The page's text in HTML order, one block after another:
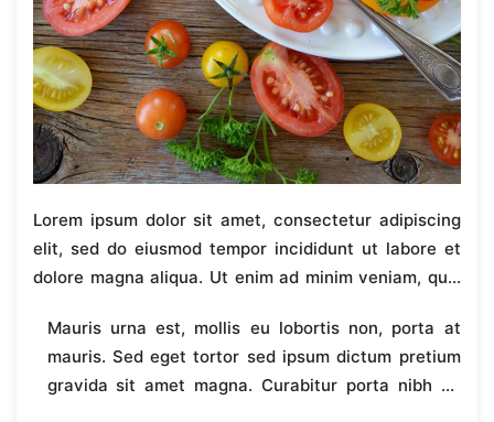
Lorem ipsum dolor sit amet, consectetur adipiscing
elit, sed do eiusmod tempor incididunt ut labore et
dolore magna aliqua. Ut enim ad minim veniam, quis
ea commodo consequat. Duis aute irure dolor in
reprehenderit in voluptate velit esse cillum dolore eu
fugiat nulla pariatur. Excepteur sint occaecat
Mauris urna est, mollis eu lobortis non, porta at
mauris. Sed eget tortor sed ipsum dictum pretium
gravida sit amet magna. Curabitur porta nibh eu